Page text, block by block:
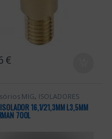
€
MIG, ISOLADORES
16,1/21,3MM L3,5MM
700L